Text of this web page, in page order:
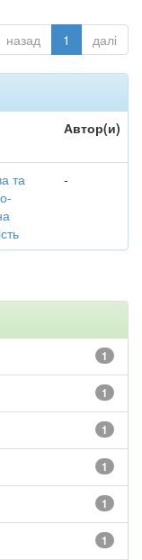
назад 1 далі
Автор(и)
та
-
1
1
1
1
1
1